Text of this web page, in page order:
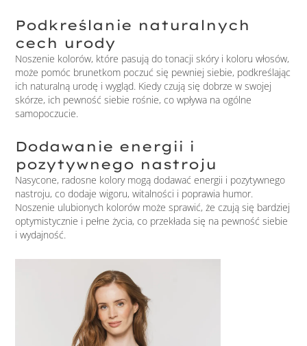
Podkreślanie naturalnych
cech urody
Noszenie kolorów, które pasują do tonacji skóry i koloru włosów,
może pomóc brunetkom poczuć się pewniej siebie, podkreślając
ich naturalną urodę i wygląd. Kiedy czują się dobrze w swojej
skórze, ich pewność siebie rośnie, co wpływa na ogólne
samopoczucie.
Dodawanie energii i
pozytywnego nastroju
Nasycone, radosne kolory mogą dodawać energii i pozytywnego
nastroju, co dodaje wigoru, witalności i poprawia humor.
Noszenie ulubionych kolorów może sprawić, że czują się bardziej
optymistycznie i pełne życia, co przekłada się na pewność siebie
i wydajność.